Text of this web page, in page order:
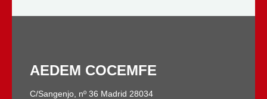
AEDEM COCEMFE
C/Sangenjo, nº 36 Madrid 28034